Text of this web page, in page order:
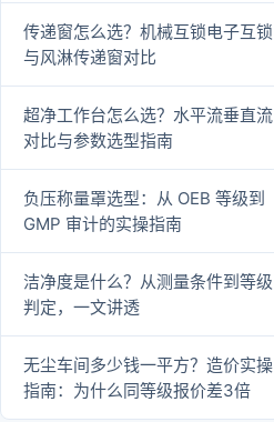
传递窗怎么选？机械互锁电子互锁
与风淋传递窗对比
超净工作台怎么选？水平流垂直流
对比与参数选型指南
负压称量罩选型：从 OEB 等级到
GMP 审计的实操指南
洁净度是什么？从测量条件到等级
判定，一文讲透
无尘车间多少钱一平方？造价实操
指南：为什么同等级报价差3倍